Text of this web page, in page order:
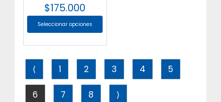
$175.000
Seleccionar opciones
⟨ 1 2 3 4 5
6 7 8 ⟩